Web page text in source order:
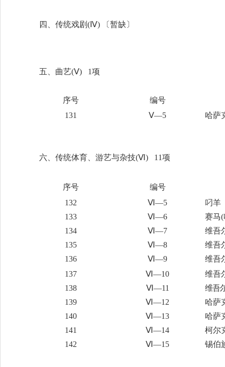
四、传统戏剧(Ⅳ) 〔暂缺〕
五、曲艺(Ⅴ) 1项
序号
编号
131
Ⅴ—5 哈萨
六、传统体育、游艺与杂技(Ⅵ) 11项
序号
编号
132
Ⅵ—5
叼羊
133
Ⅵ—6
赛马
134
Ⅵ—7
维吾
135
Ⅵ—8
维吾
136
Ⅵ—9
维吾
137
Ⅵ—10
维吾
138
Ⅵ—11
维吾
139
Ⅵ—12
哈萨
140
Ⅵ—13
哈萨
141
Ⅵ—14
柯尔
142
Ⅵ—15 锡伯